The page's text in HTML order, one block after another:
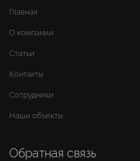
Главная
О компании
Статьи
Контакты
Сотрудники
Наши объекты
Обратная связь